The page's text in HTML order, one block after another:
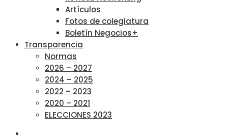
Artículos
Fotos de colegiatura
Boletín Negocios+
Transparencia
Normas
2026 – 2027
2024 – 2025
2022 – 2023
2020 – 2021
ELECCIONES 2023